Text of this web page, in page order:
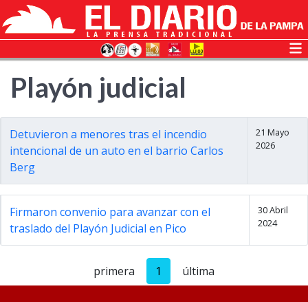
Playón judicial
Detuvieron a menores tras el incendio
intencional de un auto en el barrio Carlos
Berg
21 Mayo
2026
Firmaron convenio para avanzar con el
traslado del Playón Judicial en Pico
30 Abril
2024
primera 1 última